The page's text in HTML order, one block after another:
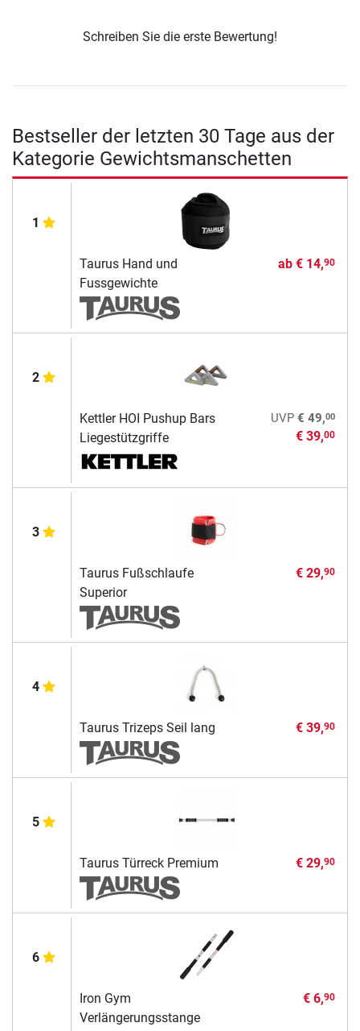
Schreiben Sie die erste Bewertung!
Bestseller der letzten 30 Tage aus der
Kategorie Gewichtsmanschetten
1
Taurus Hand und
Fussgewichte
ab € 14,90
2
Kettler HOI Pushup Bars
Liegestützgriffe
UVP € 49,00
€ 39,00
3
Taurus Fußschlaufe
Superior
€ 29,90
4
Taurus Trizeps Seil lang € 39,90
5
Taurus Türreck Premium € 29,90
6
Iron Gym
Verlängerungsstange
€ 6,90